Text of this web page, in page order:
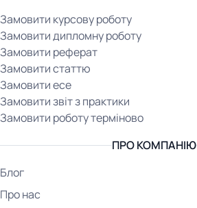
Замовити курсову роботу
Замовити дипломну роботу
Замовити реферат
Замовити статтю
Замовити есе
Замовити звіт з практики
Замовити роботу терміново
ПРО КОМПАНІЮ
Блог
Про нас